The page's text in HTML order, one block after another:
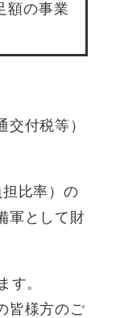
額の事業
付税等）
比率）の
軍として財
す。
皆様方のご